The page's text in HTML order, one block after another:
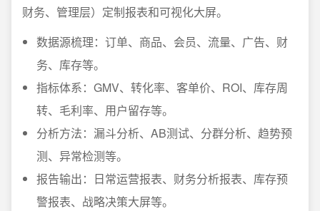
财务、管理层）定制报表和可视化大屏。
数据源梳理：订单、商品、会员、流量、广告、财
务、库存等。
指标体系：GMV、转化率、客单价、ROI、库存周
转、毛利率、用户留存等。
分析方法：漏斗分析、AB测试、分群分析、趋势预
测、异常检测等。
报告输出：日常运营报表、财务分析报表、库存预
警报表、战略决策大屏等。